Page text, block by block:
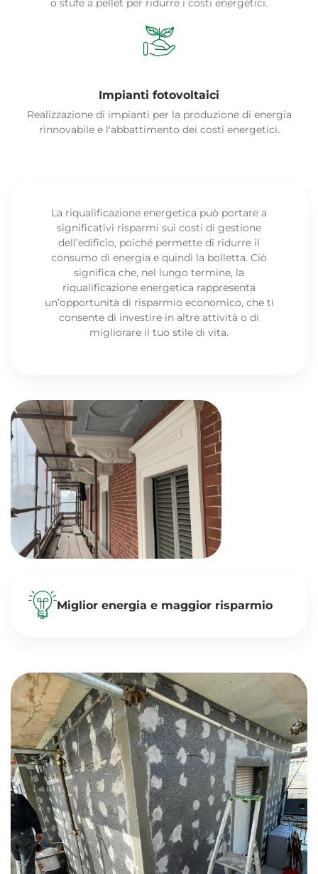
o stufe a pellet per ridurre i costi energetici.
Impianti fotovoltaici
Realizzazione di impianti per la produzione di energia
rinnovabile e l'abbattimento dei costi energetici.
La riqualificazione energetica può portare a
significativi risparmi sui costi di gestione
dell’edificio, poiché permette di ridurre il
consumo di energia e quindi la bolletta. Ciò
significa che, nel lungo termine, la
riqualificazione energetica rappresenta
un’opportunità di risparmio economico, che ti
consente di investire in altre attività o di
migliorare il tuo stile di vita.
Miglior energia e maggior risparmio